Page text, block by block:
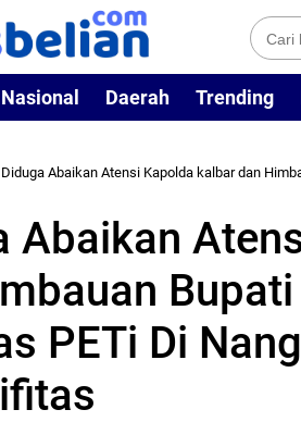
Nasional Daerah Trending
Diduga Abaikan Atensi Kapolda kalbar dan
Abaikan
PETi Di